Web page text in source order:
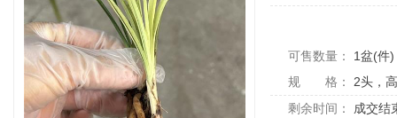
可售数量： 1盆(件)
规 格：
2头，
剩余时间：
成交结